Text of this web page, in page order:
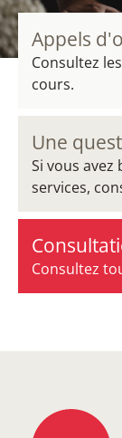
Appels
Consultez
cours.
Une
Si vous
services,
Consultez